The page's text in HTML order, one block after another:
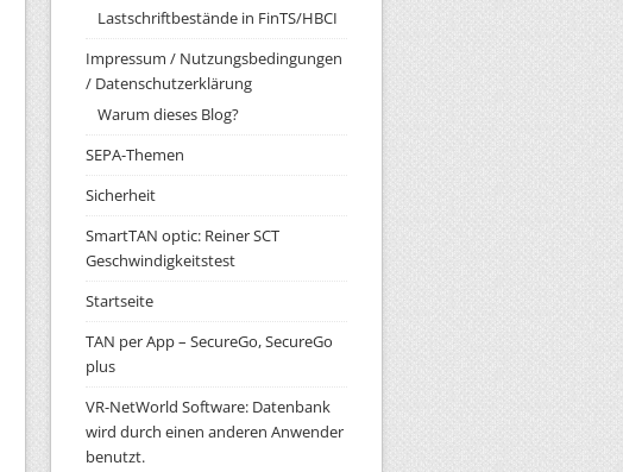
Lastschriftbestände in FinTS/HBCI
Impressum / Nutzungsbedingungen
/ Datenschutzerklärung
Warum dieses Blog?
SEPA-Themen
Sicherheit
SmartTAN optic: Reiner SCT
Geschwindigkeitstest
Startseite
TAN per App – SecureGo, SecureGo
plus
VR-NetWorld Software: Datenbank
wird durch einen anderen Anwender
benutzt.